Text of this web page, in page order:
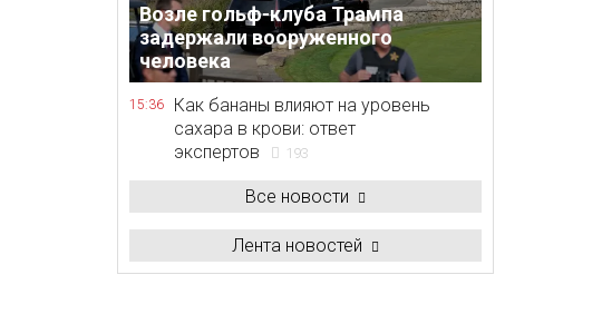
Возле гольф-клуба Трампа
задержали вооруженного
человека
15:36
Как бананы влияют на уровень
сахара в крови: ответ
экспертов
193
Все новости
Лента новостей